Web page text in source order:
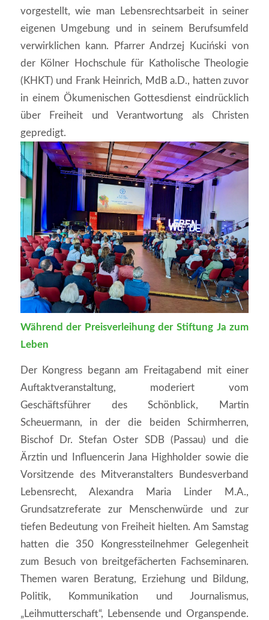
vorgestellt, wie man Lebensrechtsarbeit in seiner
eigenen Umgebung und in seinem Berufsumfeld
verwirklichen kann. Pfarrer Andrzej Kuciński von
der Kölner Hochschule für Katholische Theologie
(KHKT) und Frank Heinrich, MdB a.D., hatten zuvor
in einem Ökumenischen Gottesdienst eindrücklich
über Freiheit und Verantwortung als Christen
gepredigt.
Während der Preisverleihung der Stiftung Ja zum
Leben
Der Kongress begann am Freitagabend mit einer
Auftaktveranstaltung, moderiert vom
Geschäftsführer des Schönblick, Martin
Scheuermann, in der die beiden Schirmherren,
Bischof Dr. Stefan Oster SDB (Passau) und die
Ärztin und Influencerin Jana Highholder sowie die
Vorsitzende des Mitveranstalters Bundesverband
Lebensrecht, Alexandra Maria Linder M.A.,
Grundsatzreferate zur Menschenwürde und zur
tiefen Bedeutung von Freiheit hielten. Am Samstag
hatten die 350 Kongressteilnehmer Gelegenheit
zum Besuch von breitgefächerten Fachseminaren.
Themen waren Beratung, Erziehung und Bildung,
Politik, Kommunikation und Journalismus,
„Leihmutterschaft“, Lebensende und Organspende.